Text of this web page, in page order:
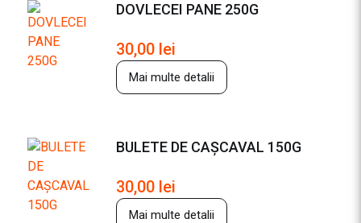
DOVLECEI PANE 250G
30,00 lei
Mai multe detalii
BULETE DE CAȘCAVAL 150G
30,00 lei
Mai multe detalii